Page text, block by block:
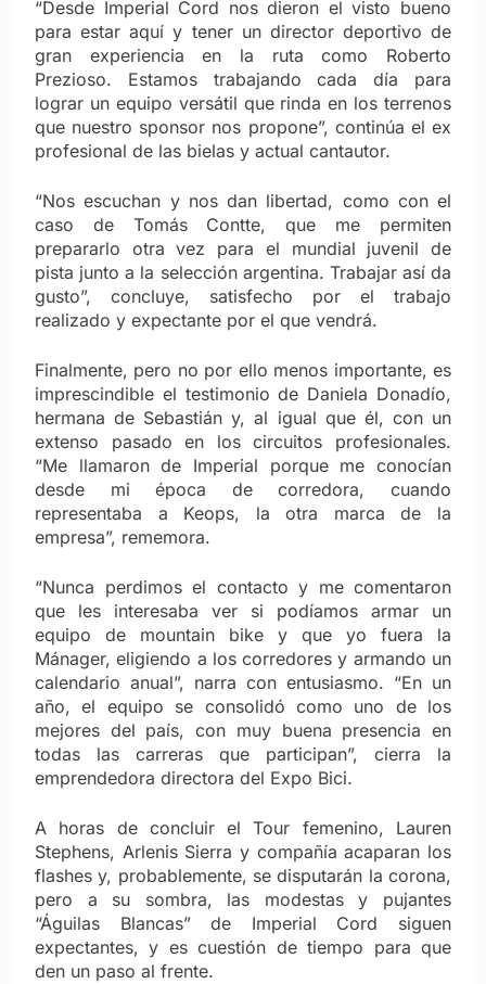
“Desde Imperial Cord nos dieron el visto bueno
para estar aquí y tener un director deportivo de
gran experiencia en la ruta como Roberto
Prezioso. Estamos trabajando cada día para
lograr un equipo versátil que rinda en los terrenos
que nuestro sponsor nos propone”, continúa el ex
profesional de las bielas y actual cantautor.
“Nos escuchan y nos dan libertad, como con el
caso de Tomás Contte, que me permiten
prepararlo otra vez para el mundial juvenil de
pista junto a la selección argentina. Trabajar así da
gusto”, concluye, satisfecho por el trabajo
realizado y expectante por el que vendrá.
Finalmente, pero no por ello menos importante, es
imprescindible el testimonio de Daniela Donadío,
hermana de Sebastián y, al igual que él, con un
extenso pasado en los circuitos profesionales.
“Me llamaron de Imperial porque me conocían
desde mi época de corredora, cuando
representaba a Keops, la otra marca de la
empresa”, rememora.
“Nunca perdimos el contacto y me comentaron
que les interesaba ver si podíamos armar un
equipo de mountain bike y que yo fuera la
Mánager, eligiendo a los corredores y armando un
calendario anual”, narra con entusiasmo. “En un
año, el equipo se consolidó como uno de los
mejores del país, con muy buena presencia en
todas las carreras que participan”, cierra la
emprendedora directora del Expo Bici.
A horas de concluir el Tour femenino, Lauren
Stephens, Arlenis Sierra y compañía acaparan los
flashes y, probablemente, se disputarán la corona,
pero a su sombra, las modestas y pujantes
“Águilas Blancas” de Imperial Cord siguen
expectantes, y es cuestión de tiempo para que
den un paso al frente.